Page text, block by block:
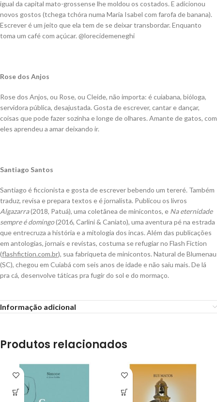
igual da capital mato-grossense lhe moldou os costados. E adicionou
novos gostos (tchega tchóra numa Maria Isabel com farofa de bana­na).
Escrever é um jeito que ela tem de se deixar transbordar. Enquanto
toma um café com açúcar. @lorecidemeneghi
Rose dos Anjos
Rose dos Anjos, ou Rose, ou Cleide, não importa: é cuiabana, bióloga,
servidora pública, desajustada. Gosta de escrever, can­tar e dançar,
coisas que pode fazer sozinha e longe de olhares. Amante de gatos, com
eles aprendeu a amar deixando ir.
Santiago Santos
Santiago é ficcionista e gosta de escrever bebendo um tereré. Também
traduz, revisa e prepara textos e é jornalista. Publi­cou os livros
Algazarra(2018, Patuá), uma coletânea de mi­nicontos, e Na eternidade
sempre é domingo(2016, Carlini & Caniato), uma aventura pé na estrada
que entrecruza a his­tória e a mitologia dos incas. Além das publicações
em anto­logias, jornais e revistas, costuma se refugiar no Flash Fiction
(flashfiction.com.br), sua fabriqueta de minicontos. Natural de Blumenau
(SC), chegou em Cuiabá com seis anos de idade e não saiu mais. De lá
pra cá, desenvolve táticas pra fugir do sol e do mormaço.
Informação adicional
Produtos relacionados